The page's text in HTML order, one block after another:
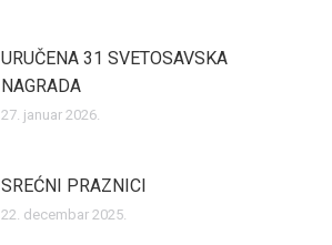
URUČENA 31 SVETOSAVSKA
NAGRADA
27. januar 2026.
SREĆNI PRAZNICI
22. decembar 2025.